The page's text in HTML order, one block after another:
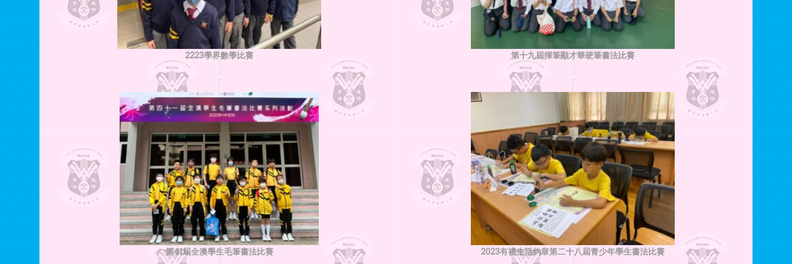
2223學界數學比賽 第十九屆揮筆顯才華硬筆書法比賽
第41屆全澳學生毛筆書法比賽 2023有禮生活約章第二十八屆青少年學生書法比賽